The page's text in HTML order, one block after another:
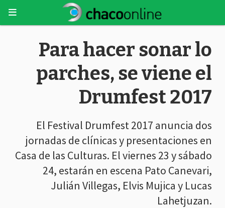
Para hacer sonar lo
parches, se viene el
Drumfest 2017
El Festival Drumfest 2017 anuncia dos
jornadas de clínicas y presentaciones en
Casa de las Culturas. El viernes 23 y sábado
24, estarán en escena Pato Canevari,
Julián Villegas, Elvis Mujica y Lucas
Lahetjuzan.